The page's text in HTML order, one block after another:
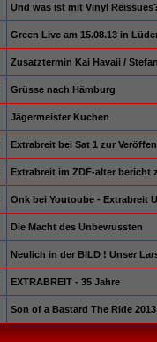
Und was ist mit Vinyl
Green Live am 15.08.13 in
Zusatztermin Kai Havaii /
Grüsse nach Hämburg
Jägermeister Kuchen
Extrabreit bei Sat 1 zur
Extrabreit im ZDF-alter bericht
Onk bei Youtoube - Extrabreit
Die Macht des Unbewussten
Neulich in der BILD ! Unser
EXTRABREIT - 35 Jahre
Son of a Bastard The Ride 2013